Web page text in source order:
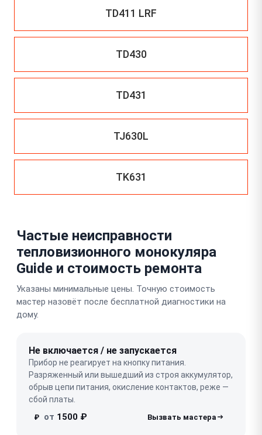
TD411 LRF
TD430
TD431
TJ630L
TK631
Частые неисправности
тепловизионного монокуляра
Guide и стоимость ремонта
Указаны минимальные цены. Точную стоимость
мастер назовёт после бесплатной диагностики на
дому.
Не включается / не запускается
Прибор не реагирует на кнопку питания.
Разряженный или вышедший из строя аккумулятор,
обрыв цепи питания, окисление контактов, реже —
сбой платы.
₽ от 1500 ₽